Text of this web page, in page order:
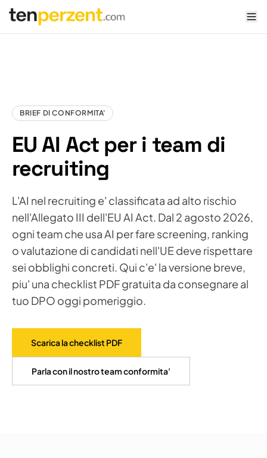
tenperzent.com home
BRIEF DI CONFORMITA'
EU AI Act per i team di
recruiting
L'AI nel recruiting e' classificata ad alto rischio
nell'Allegato III dell'EU AI Act. Dal 2 agosto 2026,
ogni team che usa AI per fare screening, ranking
o valutazione di candidati nell'UE deve rispettare
sei obblighi concreti. Qui c'e' la versione breve,
piu' una checklist PDF gratuita da consegnare al
tuo DPO oggi pomeriggio.
Scarica la checklist PDF
Parla con il nostro team conformita'